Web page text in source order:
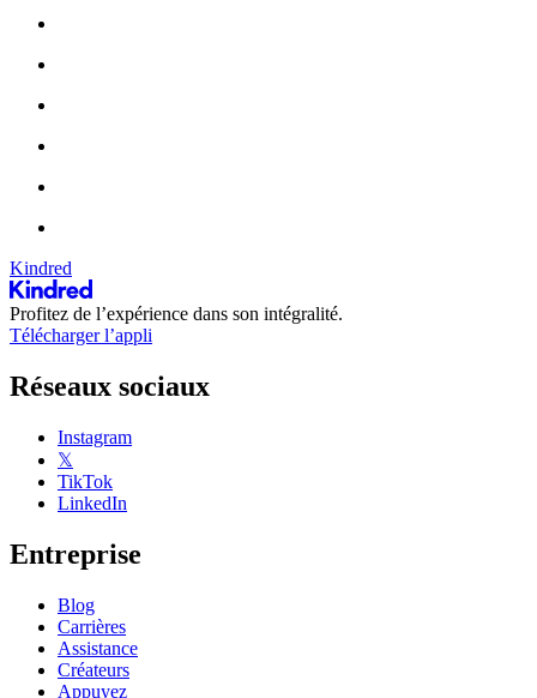
Kindred
Profitez de l’expérience dans son intégralité.
Télécharger l’appli
Réseaux sociaux
Instagram
𝕏
TikTok
LinkedIn
Entreprise
Blog
Carrières
Assistance
Créateurs
Appuyez